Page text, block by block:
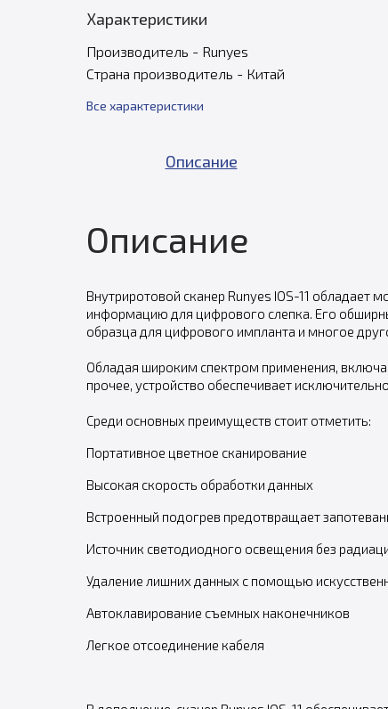
Характеристики
Производитель - Runyes
Страна производитель - Китай
Все характеристики
Описание
Описание
Внутриротовой сканер Runyes IOS-11
информацию для цифрового слепка. Его
образца для цифрового импланта и многое
Обладая широким спектром применения,
прочее, устройство обеспечивает
Среди основных преимуществ стоит отметить:
Портативное цветное сканирование
Высокая скорость обработки данных
Встроенный подогрев предотвращает
Источник светодиодного освещения без
Удаление лишних данных с помощью
Автоклавирование съемных наконечников
Легкое отсоединение кабеля